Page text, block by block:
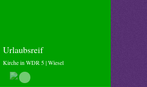
Urlaubsreif
Kirche in WDR 5 | Wiesel